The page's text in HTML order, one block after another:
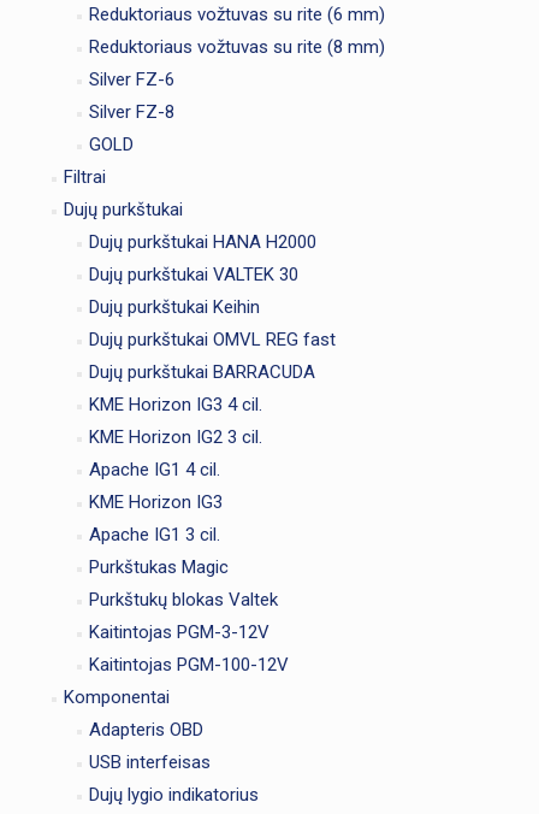
Reduktoriaus vožtuvas su rite (6 mm)
Reduktoriaus vožtuvas su rite (8 mm)
Silver FZ-6
Silver FZ-8
GOLD
Filtrai
Dujų purkštukai
Dujų purkštukai HANA H2000
Dujų purkštukai VALTEK 30
Dujų purkštukai Keihin
Dujų purkštukai OMVL REG fast
Dujų purkštukai BARRACUDA
KME Horizon IG3 4 cil.
KME Horizon IG2 3 cil.
Apache IG1 4 cil.
KME Horizon IG3
Apache IG1 3 cil.
Purkštukas Magic
Purkštukų blokas Valtek
Kaitintojas PGM-3-12V
Kaitintojas PGM-100-12V
Komponentai
Adapteris OBD
USB interfeisas
Dujų lygio indikatorius